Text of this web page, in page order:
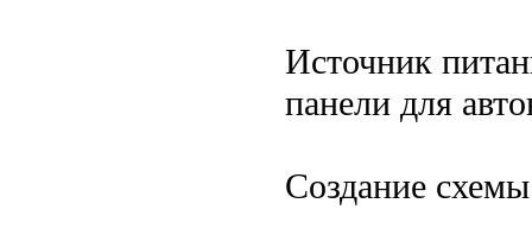
Источник
панели для
Создание